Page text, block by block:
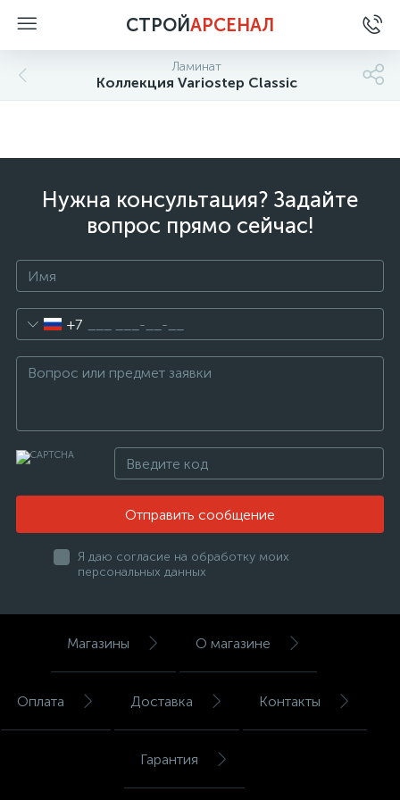
СТРОЙАРСЕНАЛ
Ламинат
Коллекция Variostep Classic
Нужна консультация? Задайте
вопрос прямо сейчас!
+7
Отправить сообщение
Я даю согласие на обработку моих
персональных данных
Магазины О магазине
Оплата Доставка Контакты
Гарантия